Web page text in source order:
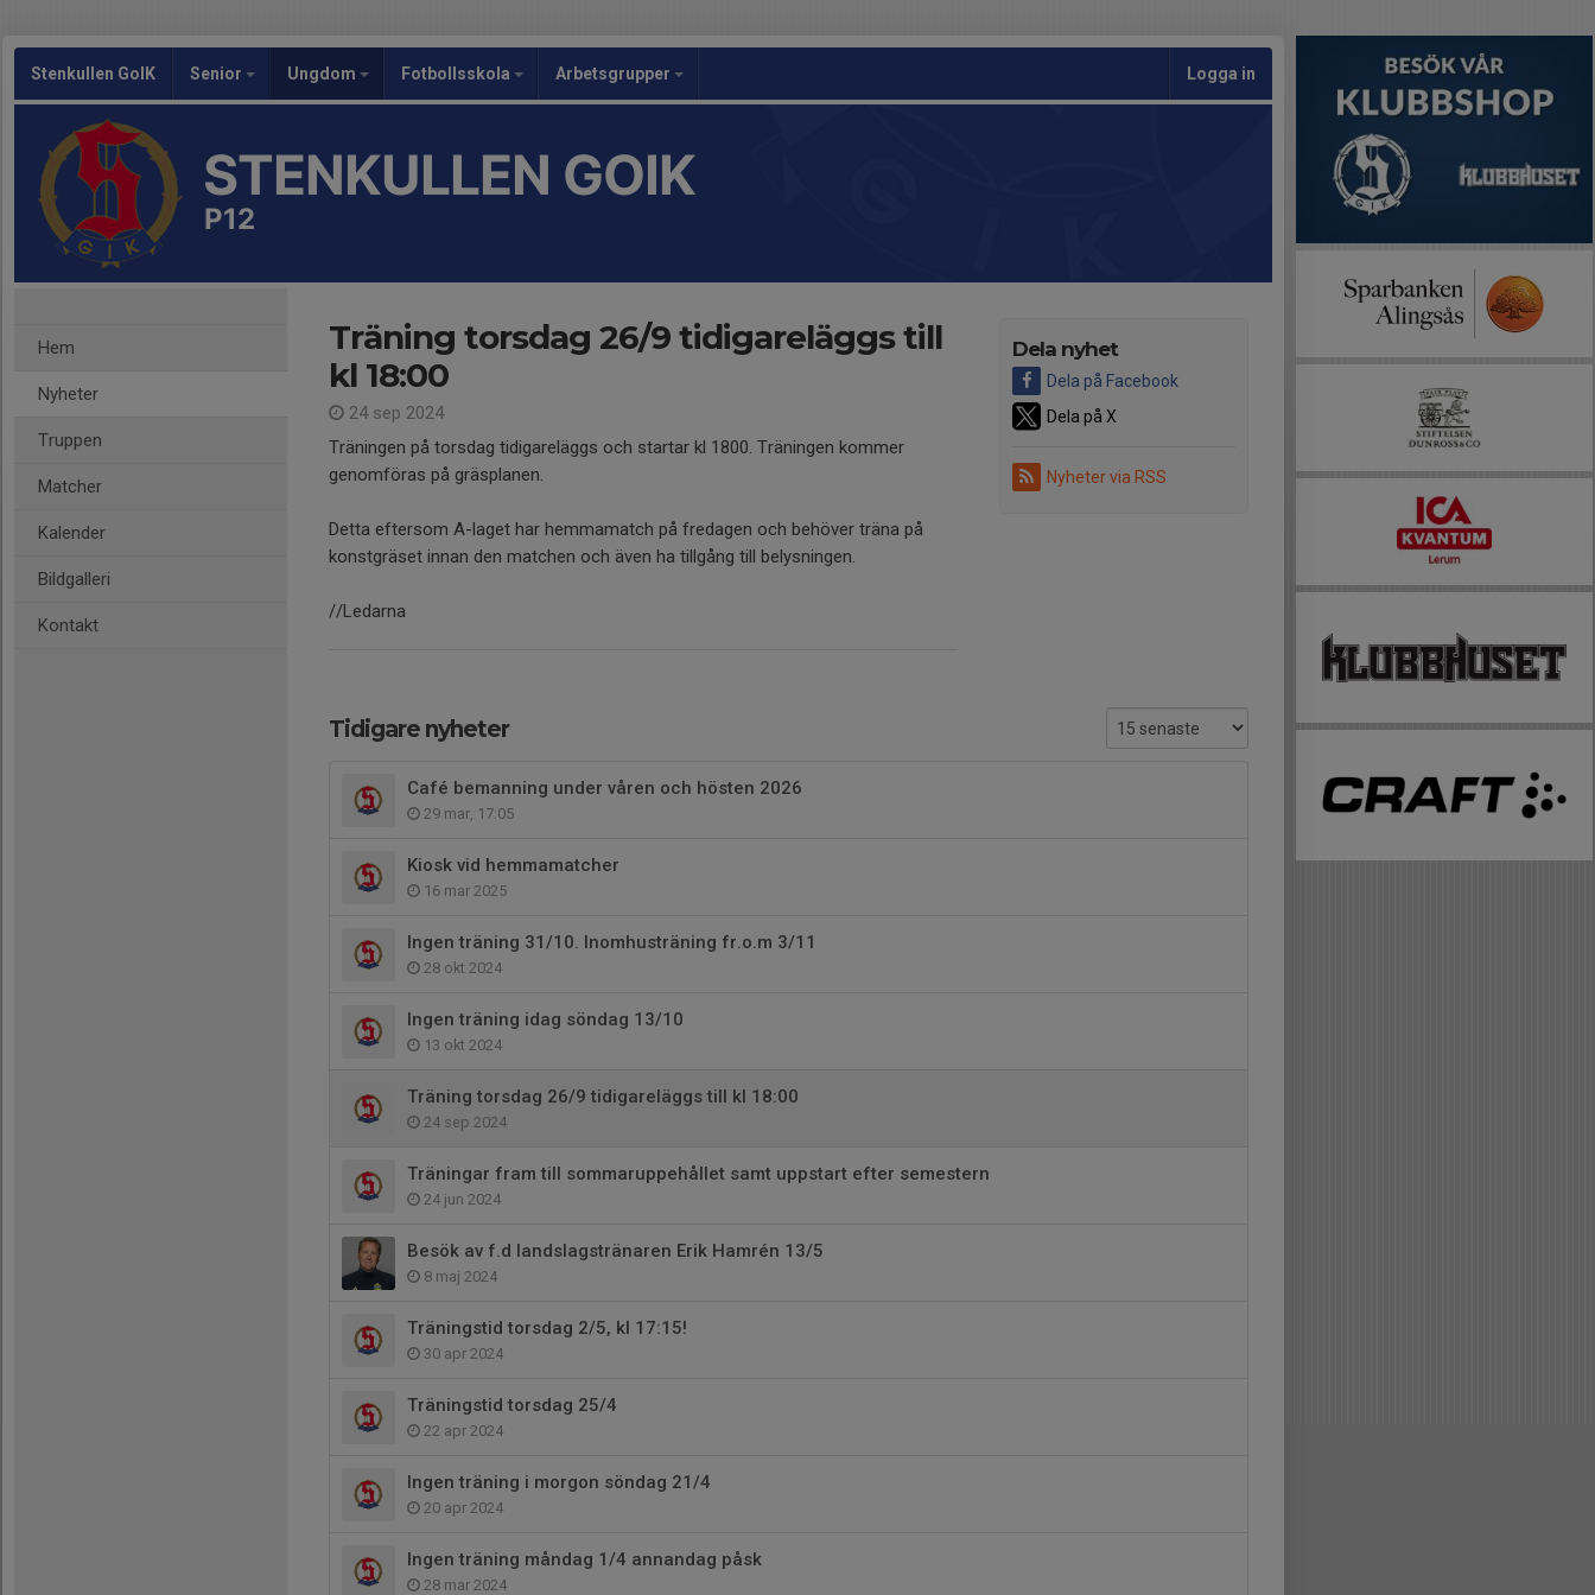
Stenkullen GoIK Senior Ungdom Fotbollsskola Arbetsgrupper Logga in
STENKULLEN GOIK
P12
Hem
Nyheter
Truppen
Matcher
Kalender
Bildgalleri
Kontakt
Dela nyhet
Dela på Facebook
Dela på X
Nyheter via RSS
Träning torsdag 26/9 tidigareläggs till
kl 18:00
24 sep 2024
Träningen på torsdag tidigareläggs och startar kl 1800. Träningen kommer
genomföras på gräsplanen.
Detta eftersom A-laget har hemmamatch på fredagen och behöver träna på
konstgräset innan den matchen och även ha tillgång till belysningen.
//Ledarna
Tidigare nyheter
Café bemanning under våren och hösten 2026
29 mar, 17:05
Kiosk vid hemmamatcher
16 mar 2025
Ingen träning 31/10. Inomhusträning fr.o.m 3/11
28 okt 2024
Ingen träning idag söndag 13/10
13 okt 2024
Träning torsdag 26/9 tidigareläggs till kl 18:00
24 sep 2024
Träningar fram till sommaruppehållet samt uppstart efter semestern
24 jun 2024
Besök av f.d landslagstränaren Erik Hamrén 13/5
8 maj 2024
Träningstid torsdag 2/5, kl 17:15!
30 apr 2024
Träningstid torsdag 25/4
22 apr 2024
Ingen träning i morgon söndag 21/4
20 apr 2024
Ingen träning måndag 1/4 annandag påsk
28 mar 2024